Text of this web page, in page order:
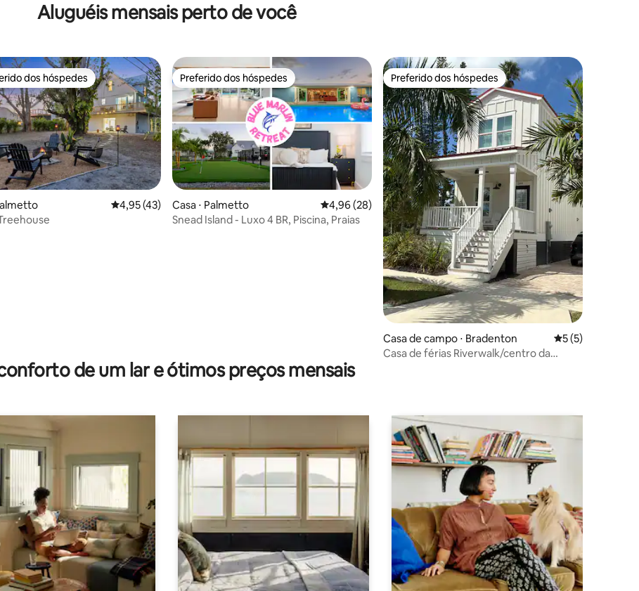
Aluguéis mensais perto de você
média de 5, 3 avaliações
melhores preferidos dos hóspedes
dos hóspedes
4,95 de uma avaliação média de 5, 43 avaliações
4,95 (43)
Preferido dos hóspedes
Preferido dos hóspedes
Casa ⋅ Palmetto 4,96 de uma avaliação média de 5, 28 avaliações
4,96 (28)
Snead Island - Luxo 4 BR, Piscina, Praias
Preferido dos hóspedes
Preferido dos hóspedes
Casa de campo ⋅ Bradenton 5 de uma
5 (5)
Casa de férias Riverwalk/centro da
de um lar e ótimos preços mensais